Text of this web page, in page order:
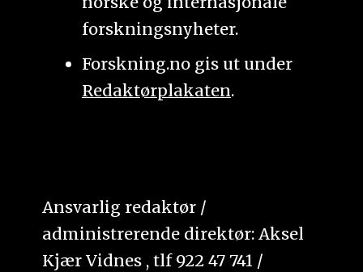
forskningsnyheter.
Forskning.no gis ut under
Redaktørplakaten.
Ansvarlig redaktør /
administrerende direktør: Aksel
Kjær Vidnes , tlf 922 47 741 /